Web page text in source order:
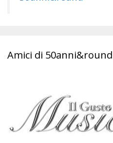
Amici di 50anni&round